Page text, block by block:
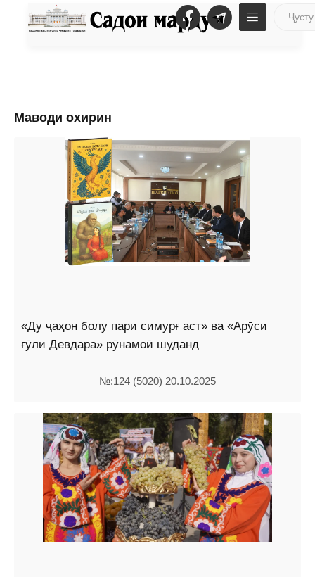
Маводи охирин
«Ду ҷаҳон болу пари симурғ аст» ва «Арӯси
ғӯли Девдара» рӯнамоӣ шуданд
№:124 (5020) 20.10.2025